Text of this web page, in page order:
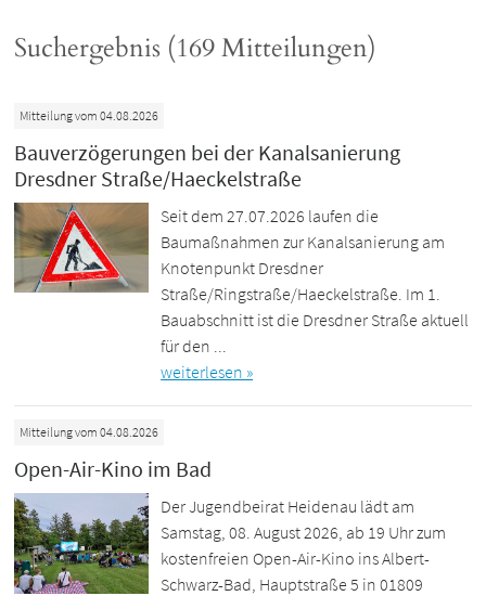
Suchergebnis (169 Mitteilungen)
Mitteilung vom 04.08.2026
Bauverzögerungen bei der Kanalsanierung
Dresdner Straße/Haeckelstraße
Seit dem 27.07.2026 laufen die
Baumaßnahmen zur Kanalsanierung am
Knotenpunkt Dresdner
Straße/Ringstraße/Haeckelstraße. Im 1.
Bauabschnitt ist die Dresdner Straße aktuell
für den ...
weiterlesen »
Mitteilung vom 04.08.2026
Open-Air-Kino im Bad
Der Jugendbeirat Heidenau lädt am
Samstag, 08. August 2026, ab 19 Uhr zum
kostenfreien Open-Air-Kino ins Albert-
Schwarz-Bad, Hauptstraße 5 in 01809